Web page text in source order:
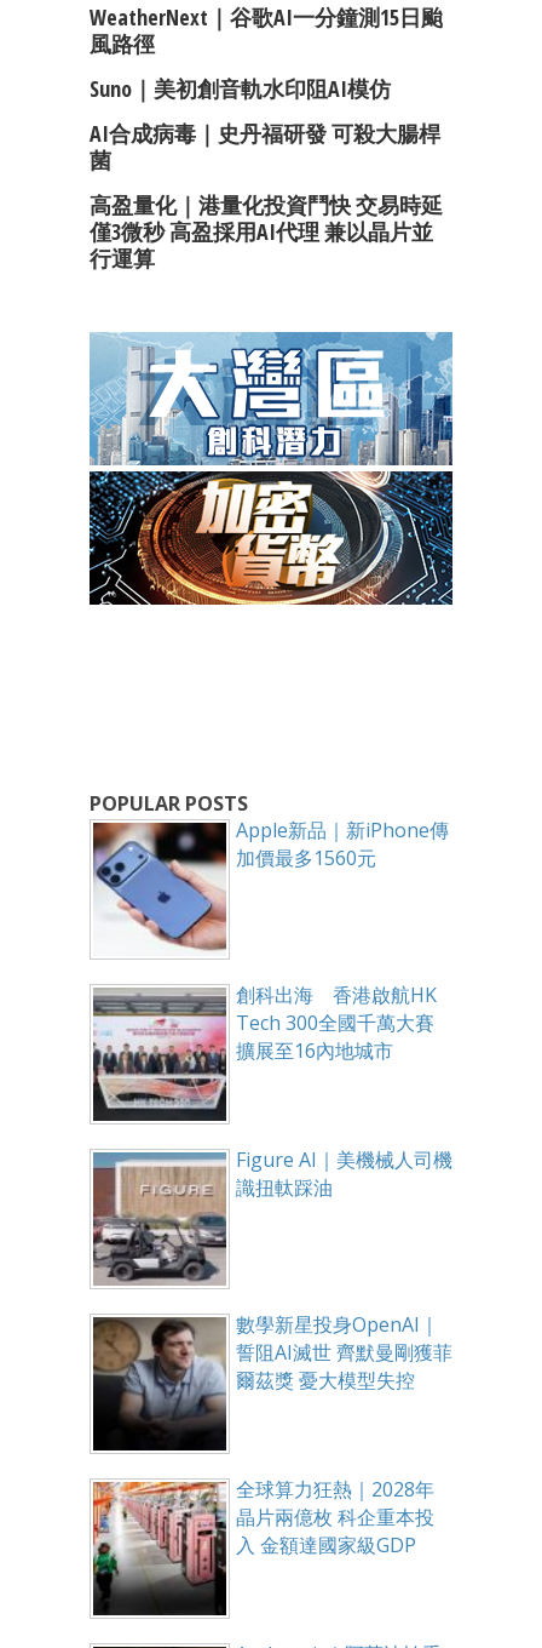
WeatherNext｜谷歌AI一分鐘測15日颱
風路徑
Suno｜美初創音軌水印阻AI模仿
AI合成病毒｜史丹福研發 可殺大腸桿
菌
高盈量化｜港量化投資鬥快 交易時延
僅3微秒 高盈採用AI代理 兼以晶片並
行運算
POPULAR POSTS
Apple新品｜新iPhone傳
加價最多1560元
創科出海 香港啟航HK
Tech 300全國千萬大賽
擴展至16內地城市
Figure AI｜美機械人司機
識扭軚踩油
數學新星投身OpenAI｜
誓阻AI滅世 齊默曼剛獲菲
爾茲獎 憂大模型失控
全球算力狂熱｜2028年
晶片兩億枚 科企重本投
入 金額達國家級GDP